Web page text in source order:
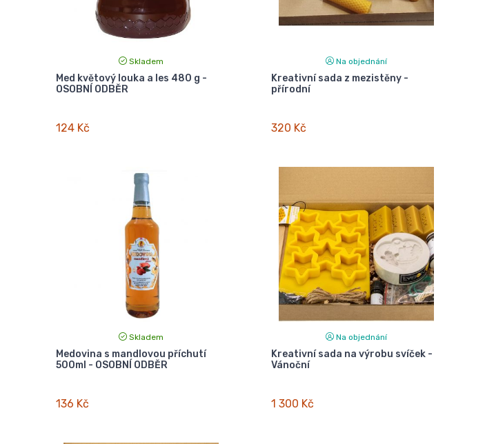
Skladem
Med květový louka a les 480 g -
OSOBNÍ ODBĚR
124 Kč
Na objednání
Kreativní sada z mezistěny -
přírodní
320 Kč
Skladem
Medovina s mandlovou příchutí
500ml - OSOBNÍ ODBĚR
136 Kč
Na objednání
Kreativní sada na výrobu svíček -
Vánoční
1 300 Kč